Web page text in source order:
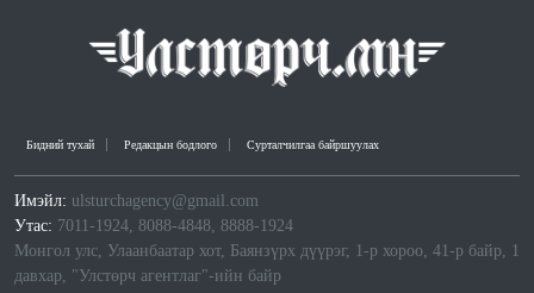
Бидний тухай Редакцын бодлого Сурталчилгаа байршуулах
Имэйл: ulsturchagency@gmail.com
Утас: 7011-1924, 8088-4848, 8888-1924
Монгол улс, Улаанбаатар хот, Баянзүрх дүүрэг, 1-р хороо, 41-р байр, 1
давхар, "Улстөрч агентлаг"-ийн байр